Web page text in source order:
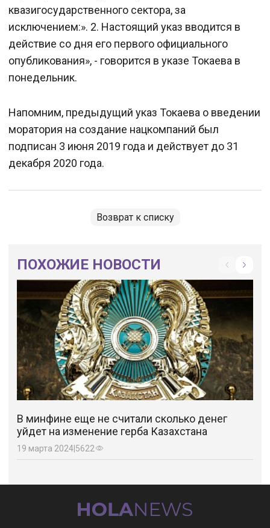
квазигосударственного сектора, за
исключением:». 2. Настоящий указ вводится в
действие со дня его первого официального
опубликования», - говорится в указе Токаева в
понедельник.
Напомним, предыдущий указ Токаева о введении
моратория на создание нацкомпаний был
подписан 3 июня 2019 года и действует до 31
декабря 2020 года.
Возврат к списку
ПОХОЖИЕ НОВОСТИ
В минфине еще не считали сколько денег
уйдет на изменение герба Казахстана
19 марта 2024 5622